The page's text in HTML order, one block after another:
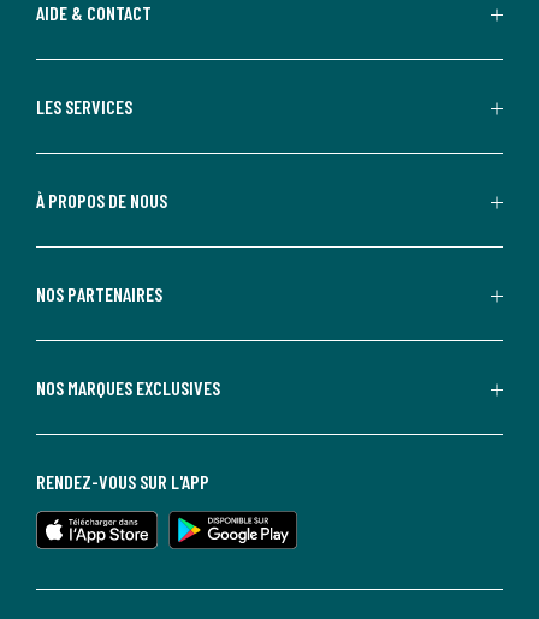
AIDE & CONTACT
LES SERVICES
À PROPOS DE NOUS
NOS PARTENAIRES
NOS MARQUES EXCLUSIVES
RENDEZ-VOUS SUR L'APP